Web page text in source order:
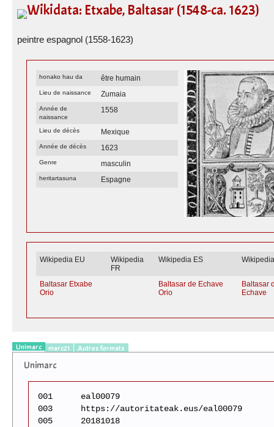
Wikidata: Etxabe, Baltasar (1548-ca. 1623)
peintre espagnol (1558-1623)
honako hau da être humain
Lieu de naissance Zumaia
Année de
naissance
1558
Lieu de décès Mexique
Année de décès 1623
Genre masculin
heritartasuna Espagne
Wikipedia EU
Wikipedia
FR
Wikipedia ES
Baltasar Etxabe
Orio
Baltasar de Echave
Orio
Baltasar
Echave
Unimarc marc21 Autres formats
Unimarc
001
eal00079
003
https://autoritateak.eus/eal00079
005
20181018